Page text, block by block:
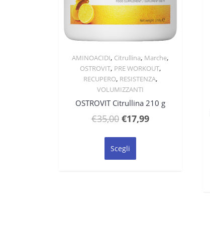
Quick View
AMINOACIDI, Citrullina, Marche,
OSTROVIT, PRE WORKOUT,
RECUPERO, RESISTENZA,
VOLUMIZZANTI
OSTROVIT Citrullina 210 g
€35,00 Il
originale
era:
€17,99Il
Scegli